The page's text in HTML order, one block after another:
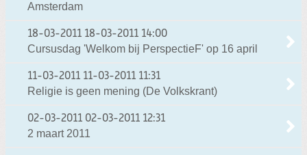
Amsterdam
18-03-2011 18-03-2011 14:00
Cursusdag 'Welkom bij PerspectieF' op 16 april
11-03-2011 11-03-2011 11:31
Religie is geen mening (De Volkskrant)
02-03-2011 02-03-2011 12:31
2 maart 2011